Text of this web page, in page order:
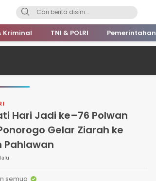
Kriminal TNI & POLRI Pemerintahan
Hari Jadi ke–76 Polwan
Gelar Ziarah ke
Pahlawan
semua